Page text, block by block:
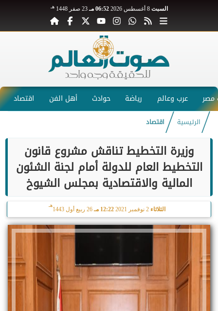
السبت 8 أغسطس 2026 06:52 مـ 23 صفر 1448 هـ
عرب وعالم رياضة حوادث أهل الفن اقتصاد
الرئيسية اقتصاد
وزيرة التخطيط تناقش مشروع قانون
التخطيط العام للدولة أمام لجنة الشئون
المالية والاقتصادية بمجلس الشيوخ
الثلاثاء 12:22 مـ 26 ربيع أول 1443
هـ